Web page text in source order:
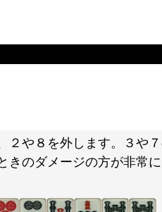
や８を外します。３や
きのダメージの方が非常